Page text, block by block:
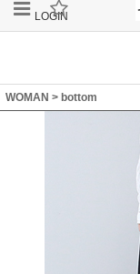
LOGIN
WOMAN > bottom